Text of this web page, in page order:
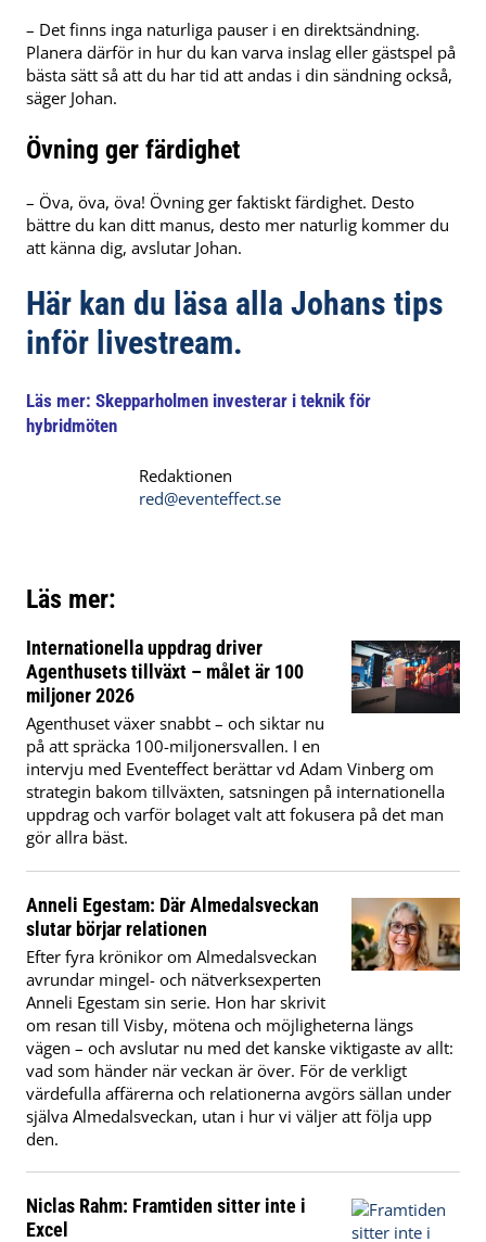
– Det finns inga naturliga pauser i en direktsändning.
Planera därför in hur du kan varva inslag eller gästspel på
bästa sätt så att du har tid att andas i din sändning också,
säger Johan.
Övning ger färdighet
– Öva, öva, öva! Övning ger faktiskt färdighet. Desto
bättre du kan ditt manus, desto mer naturlig kommer du
att känna dig, avslutar Johan.
Här kan du läsa alla Johans tips
inför livestream.
Läs mer: Skepparholmen investerar i teknik för
hybridmöten
Redaktionen
red@eventeffect.se
Läs mer:
Internationella uppdrag driver
Agenthusets tillväxt – målet är 100
miljoner 2026
Agenthuset växer snabbt – och siktar nu
på att spräcka 100-miljonersvallen. I en
intervju med Eventeffect berättar vd Adam Vinberg om
strategin bakom tillväxten, satsningen på internationella
uppdrag och varför bolaget valt att fokusera på det man
gör allra bäst.
Anneli Egestam: Där Almedalsveckan
slutar börjar relationen
Efter fyra krönikor om Almedalsveckan
avrundar mingel- och nätverksexperten
Anneli Egestam sin serie. Hon har skrivit
om resan till Visby, mötena och möjligheterna längs
vägen – och avslutar nu med det kanske viktigaste av allt:
vad som händer när veckan är över. För de verkligt
värdefulla affärerna och relationerna avgörs sällan under
själva Almedalsveckan, utan i hur vi väljer att följa upp
den.
Niclas Rahm: Framtiden sitter inte i
Excel